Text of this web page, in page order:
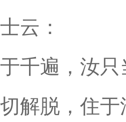
云：
千遍，汝
解脱，住